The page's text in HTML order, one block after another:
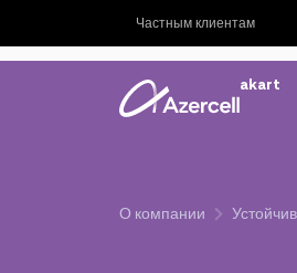
Частным клиентам
akart
О компании